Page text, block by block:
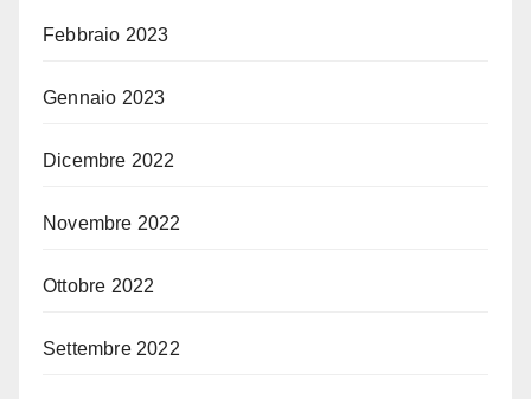
Febbraio 2023
Gennaio 2023
Dicembre 2022
Novembre 2022
Ottobre 2022
Settembre 2022